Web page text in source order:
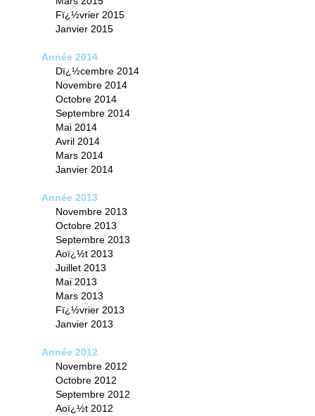
Fï¿½vrier 2015
Janvier 2015
Année 2014
Dï¿½cembre 2014
Novembre 2014
Octobre 2014
Septembre 2014
Mai 2014
Avril 2014
Mars 2014
Janvier 2014
Année 2013
Novembre 2013
Octobre 2013
Septembre 2013
Aoï¿½t 2013
Juillet 2013
Mai 2013
Mars 2013
Fï¿½vrier 2013
Janvier 2013
Année 2012
Novembre 2012
Octobre 2012
Septembre 2012
Aoï¿½t 2012